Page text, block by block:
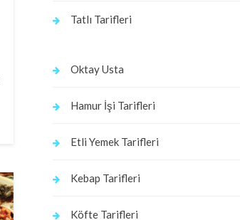
Tatlı Tarifleri
Oktay Usta
Hamur İşi Tarifleri
Etli Yemek Tarifleri
Kebap Tarifleri
Köfte Tarifleri